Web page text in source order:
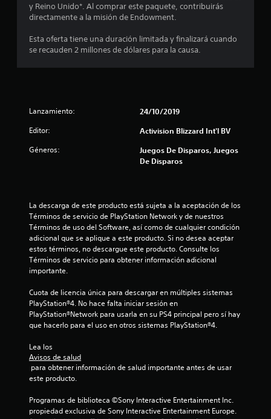
9
3
i
f
a
c
y Reino Unido*. Al comprar este paquete, contribuirás
directamente a la misión de Endowment.
Esta oferta tiene una duración limitada y finalizará cuando
se recauden 2 millones de dólares para la causa.
Lanzamiento: 24/10/2019
Editor: Activision Blizzard Int'l BV
Géneros:
Juegos De Disparos, Juegos
De Disparos
La descarga de este producto está sujeta a la aceptación de los
Términos de servicio de PlayStation Network y de nuestros
Términos de uso del Software, así como de cualquier condición
adicional que se aplique a este producto. Si no desea aceptar
estos términos, no descargue este producto. Consulte los
Términos de servicio para obtener información adicional
importante.
Cuota de licencia única para descargar en múltiples sistemas
PlayStation®4. No hace falta iniciar sesión en
PlayStation®Network para usarla en su PS4 principal pero sí hay
que hacerlo para el uso en otros sistemas PlayStation®4.
Lea los
Avisos de salud
este producto.
Programas de biblioteca ©Sony Interactive Entertainment Inc.
propiedad exclusiva de Sony Interactive Entertainment Europe.